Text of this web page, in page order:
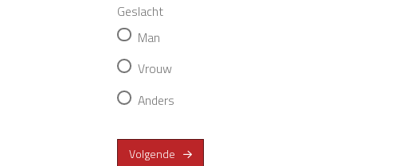
Geslacht
Man
Vrouw
Anders
Volgende